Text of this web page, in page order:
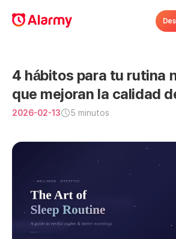
4 hábitos para tu rutina
que mejoran la calidad
2026-02-13 5 minutos